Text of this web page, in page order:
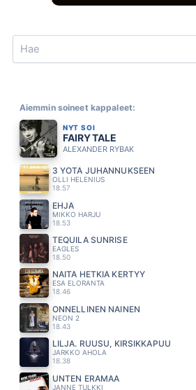
Search
Aiemmin soineet kappaleet:
NYT SOI
FAIRYTALE
ALEXANDER RYBAK
3 YÖTÄ JUHANNUKSEEN
OLLI HELENIUS
18.57
EHJÄ
MIKKO HARJU
18.53
TEQUILA SUNRISE
EAGLES
18.50
NÄITÄ HETKIÄ KERTYY
ESA ELORANTA
18.46
ONNELLINEN NAINEN
NEON 2
18.43
LILJA. RUUSU, KIRSIKKAPUU
JARKKO AHOLA
18.38
UNTEN ERAMAA
JANNE TULKKI